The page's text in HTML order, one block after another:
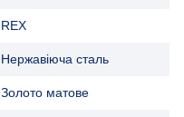
REX
Нержавіюча сталь
Золото матове